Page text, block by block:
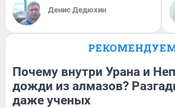
Денис Дедюхин
Почему внутри Урана и
дожди из алмазов?
даже ученых